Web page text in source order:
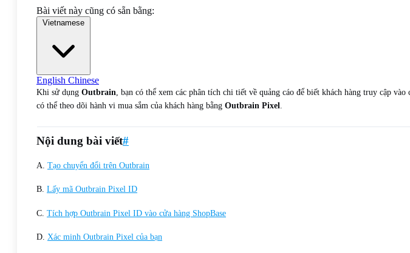
Bài viết này cũng có sẵn bằng:
Vietnamese
English Chinese
Khi sử dụng Outbrain, bạn có thể xem các phân tích chi tiết về quảng cáo để biết khách hàng truy cập
có thể theo dõi hành vi mua sắm của khách hàng bằng Outbrain Pixel.
Nội dung bài viết#
A. Tạo chuyển đổi trên Outbrain
B. Lấy mã Outbrain Pixel ID
C. Tích hợp Outbrain Pixel ID vào cửa hàng ShopBase
D. Xác minh Outbrain Pixel của bạn